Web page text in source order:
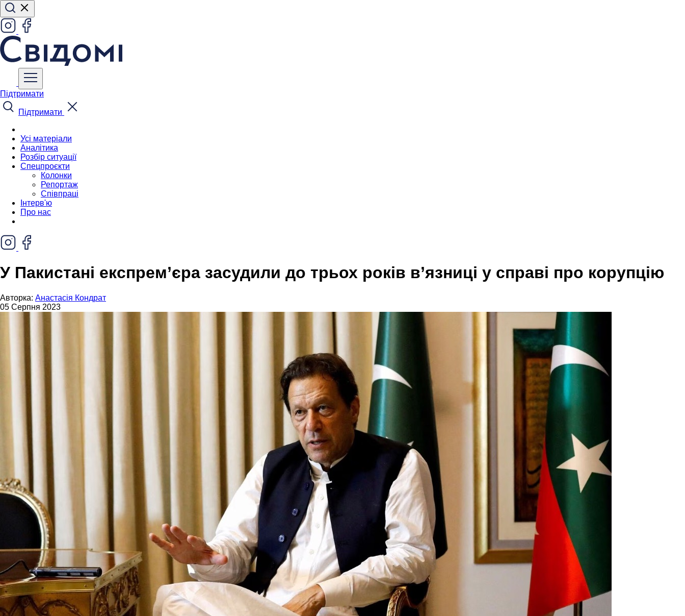
Підтримати
Підтримати
Усі матеріали
Аналітика
Розбір ситуації
Спецпроєкти
Колонки
Репортаж
Співпраці
Інтерв'ю
Про нас
У Пакистані експрем’єра засудили до трьох років в’язниці у справі про корупцію
Авторка: Анастасія Кондрат
05 Серпня 2023